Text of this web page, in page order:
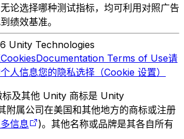
论选择哪种测试指标，均可利用对照广告
绩效基准。
Unity Technologies
CookiesDocumentation Terms of Use请
人信息您的隐私选择（Cookie 设置）
及其他 Unity 商标是 Unity
附属公司在美国和其他地方的商标或注册
信息
)。其他名称或品牌是其各自所有